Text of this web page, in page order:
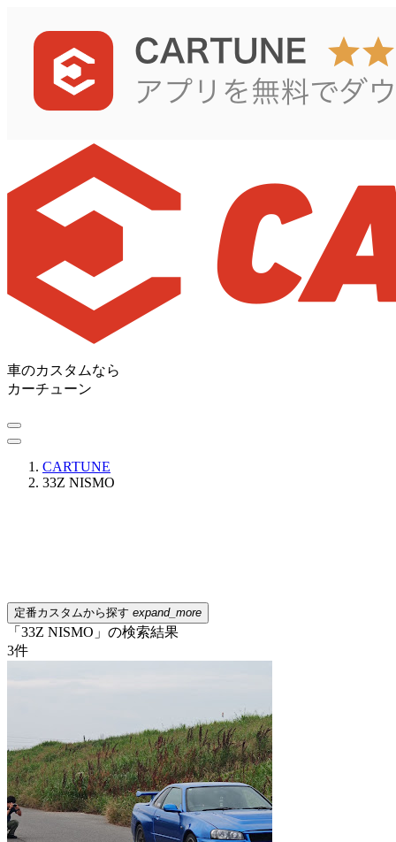
車のカスタムなら
カーチューン
CARTUNE
33Z NISMO
定番カスタムから探す expand_more
「33Z NISMO」の検索結果
3件